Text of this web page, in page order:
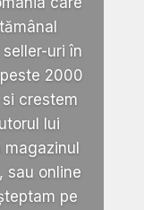
uri în
2000
crestem
lui
magazinul
sau online
pe